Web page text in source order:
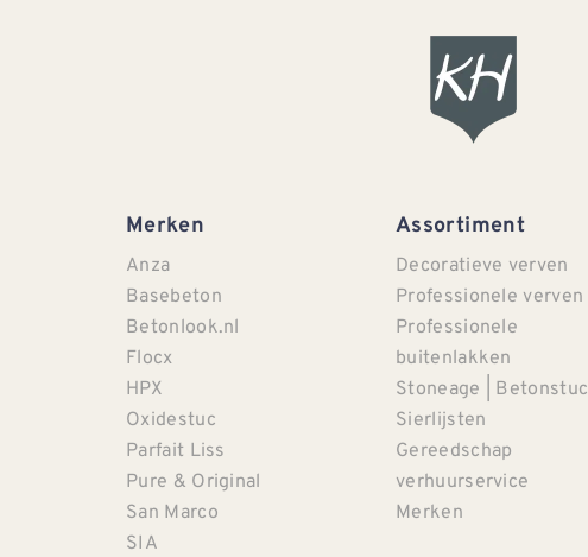
Merken
Anza
Basebeton
Betonlook.nl
Flocx
HPX
Oxidestuc
Parfait Liss
Pure & Original
San Marco
SIA
Assortiment
Decoratieve verven
Professionele verven
Professionele
buitenlakken
Stoneage | Betonstuc
Sierlijsten
Gereedschap
verhuurservice
Merken